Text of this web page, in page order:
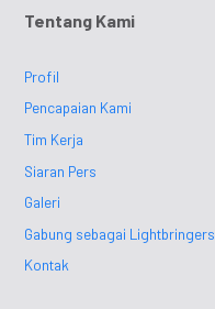
Tentang Kami
Profil
Pencapaian Kami
Tim Kerja
Siaran Pers
Galeri
Gabung sebagai Lightbringers
Kontak